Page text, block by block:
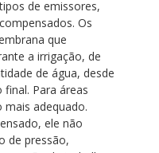
de emissores,
Os
que
a irrigação, de
de água, desde
Para áreas
adequado.
ele não
de pressão,